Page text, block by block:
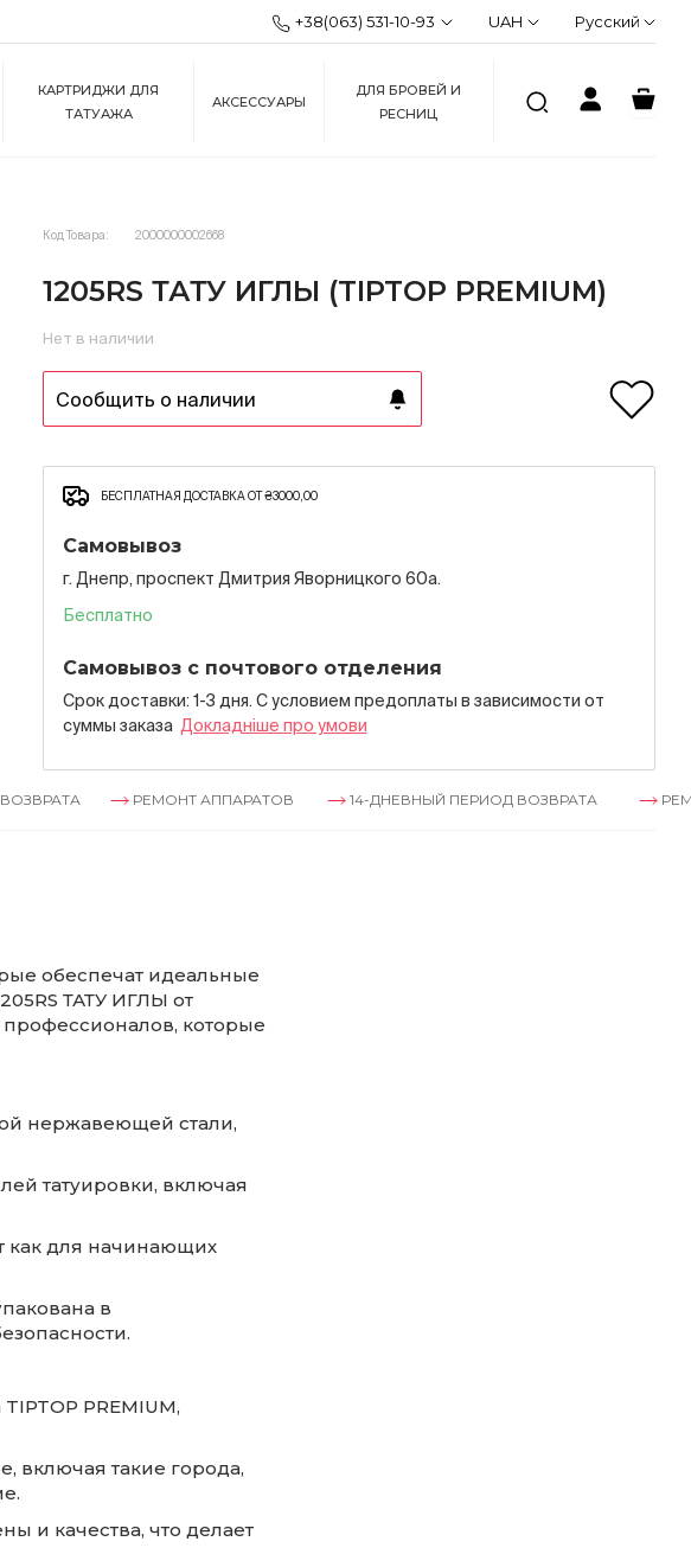
+38(063) 531-10-93 UAH Русский
КАРТРИДЖИ ДЛЯ
ТАТУАЖА
АКСЕССУАРЫ
ДЛЯ БРОВЕЙ И
РЕСНИЦ
Код Товара: 2000000002668
1205RS ТАТУ ИГЛЫ (TIPTOP PREMIUM)
Нет в наличии
Сообщить о наличии
БЕСПЛАТНАЯ ДОСТАВКА ОТ ₴3000,00
Самовывоз
г. Днепр, проспект Дмитрия Яворницкого 60а.
Бесплатно
Самовывоз с почтового отделения
Срок доставки: 1-3 дня. С условием предоплаты в зависимости от
суммы заказа Докладнiше про умови
РЕМОНТ АППАРАТОВ 14-ДНЕВНЫЙ ПЕРИОД ВОЗВРАТА РЕМОНТ
обеспечат идеальные
ТАТУ ИГЛЫ от
которые
нержавеющей стали,
татуировки, включая
как для начинающих
в
PREMIUM,
включая такие города,
и качества, что делает